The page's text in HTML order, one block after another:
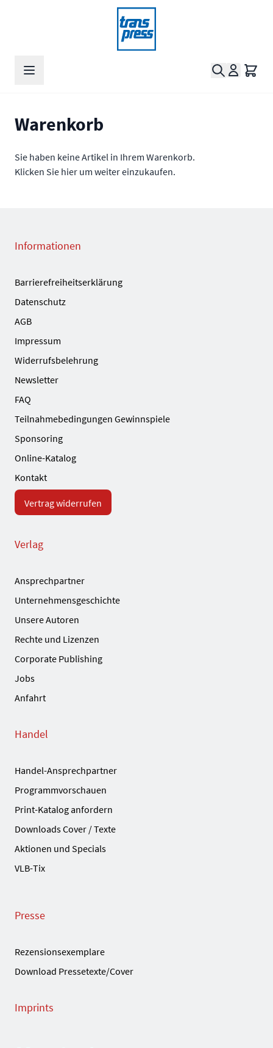
Suche
Warenkorb
Sie haben keine Artikel in Ihrem Warenkorb.
Klicken Sie hier um weiter einzukaufen.
Informationen
Barrierefreiheitserklärung
Datenschutz
AGB
Impressum
Widerrufsbelehrung
Newsletter
FAQ
Teilnahmebedingungen Gewinnspiele
Sponsoring
Online-Katalog
Kontakt
Vertrag widerrufen
Verlag
Ansprechpartner
Unternehmensgeschichte
Unsere Autoren
Rechte und Lizenzen
Corporate Publishing
Jobs
Anfahrt
Handel
Handel-Ansprechpartner
Programmvorschauen
Print-Katalog anfordern
Downloads Cover / Texte
Aktionen und Specials
VLB-Tix
Presse
Rezensionsexemplare
Download Pressetexte/Cover
Imprints